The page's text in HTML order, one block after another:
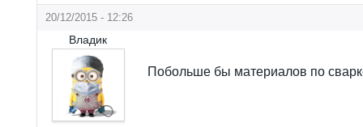
20/12/2015 - 12:26
Владик
Побольше бы материалов по